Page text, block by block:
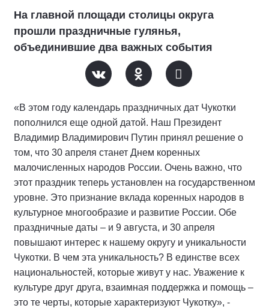
На главной площади столицы округа
прошли праздничные гулянья,
объединившие два важных события
«В этом году календарь праздничных дат Чукотки
пополнился еще одной датой. Наш Президент
Владимир Владимирович Путин принял решение о
том, что 30 апреля станет Днем коренных
малочисленных народов России. Очень важно, что
этот праздник теперь установлен на государственном
уровне. Это признание вклада коренных народов в
культурное многообразие и развитие России. Обе
праздничные даты – и 9 августа, и 30 апреля
повышают интерес к нашему округу и уникальности
Чукотки. В чем эта уникальность? В единстве всех
национальностей, которые живут у нас. Уважение к
культуре друг друга, взаимная поддержка и помощь –
это те черты, которые характеризуют Чукотку», -